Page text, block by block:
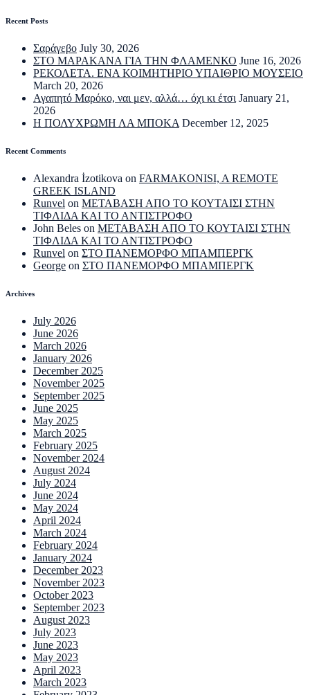
Recent Posts
Σαράγεβο July 30, 2026
ΣΤΟ ΜΑΡΑΚΑΝΑ ΓΙΑ ΤΗΝ ΦΛΑΜΕΝΚΟ June 16, 2026
ΡΕΚΟΛΕΤΑ. ΕΝΑ ΚΟΙΜΗΤΗΡΙΟ ΥΠΑΙΘΡΙΟ ΜΟΥΣΕΙΟ
March 20, 2026
Αγαπητό Μαρόκο, ναι μεν, αλλά… όχι κι έτσι January 21,
2026
Η ΠΟΛΥΧΡΩΜΗ ΛΑ ΜΠΟΚΑ December 12, 2025
Recent Comments
Alexandra İzotikova on FARMAKONISI, A REMOTE
GREEK ISLAND
Runvel on ΜΕΤΑΒΑΣΗ ΑΠΟ ΤΟ ΚΟΥΤΑΙΣΙ ΣΤΗΝ
ΤΙΦΛΙΔΑ ΚΑΙ ΤΟ ΑΝΤΙΣΤΡΟΦΟ
John Beles on ΜΕΤΑΒΑΣΗ ΑΠΟ ΤΟ ΚΟΥΤΑΙΣΙ ΣΤΗΝ
ΤΙΦΛΙΔΑ ΚΑΙ ΤΟ ΑΝΤΙΣΤΡΟΦΟ
Runvel on ΣΤΟ ΠΑΝΕΜΟΡΦΟ ΜΠΑΜΠΕΡΓΚ
George on ΣΤΟ ΠΑΝΕΜΟΡΦΟ ΜΠΑΜΠΕΡΓΚ
Archives
July 2026
June 2026
March 2026
January 2026
December 2025
November 2025
September 2025
June 2025
May 2025
March 2025
February 2025
November 2024
August 2024
July 2024
June 2024
May 2024
April 2024
March 2024
February 2024
January 2024
December 2023
November 2023
October 2023
September 2023
August 2023
July 2023
June 2023
May 2023
April 2023
March 2023